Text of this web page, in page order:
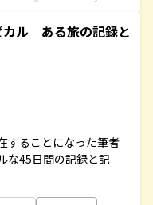
カル ある旅の記録と
することになった筆者
な45日間の記録と記